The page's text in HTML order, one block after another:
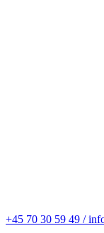
+45 70 30 59 49 /